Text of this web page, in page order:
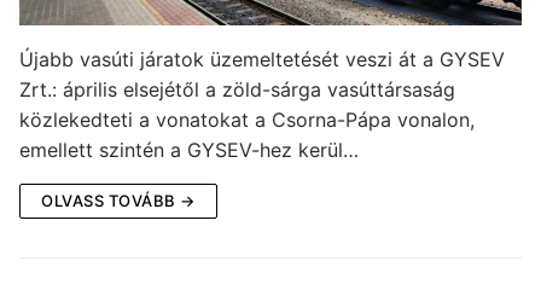
Újabb vasúti járatok üzemeltetését veszi át a GYSEV
Zrt.: április elsejétől a zöld-sárga vasúttársaság
közlekedteti a vonatokat a Csorna-Pápa vonalon,
emellett szintén a GYSEV-hez kerül…
OLVASS TOVÁBB →